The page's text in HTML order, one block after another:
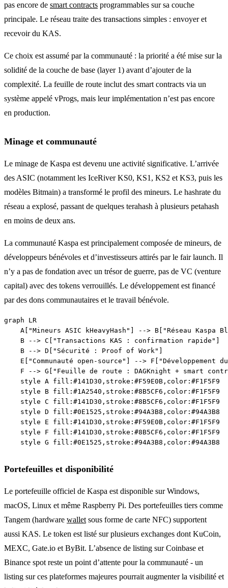
pas encore de smart contracts programmables sur sa couche
principale. Le réseau traite des transactions simples : envoyer et
recevoir du KAS.
Ce choix est assumé par la communauté : la priorité a été mise sur la
solidité de la couche de base (layer 1) avant d’ajouter de la
complexité. La feuille de route inclut des smart contracts via un
système appelé vProgs, mais leur implémentation n’est pas encore
en production.
Minage et communauté
Le minage de Kaspa est devenu une activité significative. L’arrivée
des ASIC (notamment les IceRiver KS0, KS1, KS2 et KS3, puis les
modèles Bitmain) a transformé le profil des mineurs. Le hashrate du
réseau a explosé, passant de quelques terahash à plusieurs petahash
en moins de deux ans.
La communauté Kaspa est principalement composée de mineurs, de
développeurs bénévoles et d’investisseurs attirés par le fair launch. Il
n’y a pas de fondation avec un trésor de guerre, pas de VC (venture
capital) avec des tokens verrouillés. Le développement est financé
par des dons communautaires et le travail bénévole.
graph LR
A["Mineurs ASIC kHeavyHash"] --> B["Réseau Kaspa
    B --> C["Transactions KAS : confirmation rapide"]
    B --> D["Sécurité : Proof of Work"]
E["Communauté open-source"] --> F["Développement
F --> G["Feuille de route : DAGKnight + smart
    style A fill:#141D30,stroke:#F59E0B,color:#F1F5F9
    style B fill:#1A2540,stroke:#8B5CF6,color:#F1F5F9
    style C fill:#141D30,stroke:#8B5CF6,color:#F1F5F9
    style D fill:#0E1525,stroke:#94A3B8,color:#94A3B8
    style E fill:#141D30,stroke:#F59E0B,color:#F1F5F9
    style F fill:#141D30,stroke:#8B5CF6,color:#F1F5F9
Portefeuilles et disponibilité
Le portefeuille officiel de Kaspa est disponible sur Windows,
macOS, Linux et même Raspberry Pi. Des portefeuilles tiers comme
Tangem (hardware wallet sous forme de carte NFC) supportent
aussi KAS. Le token est listé sur plusieurs exchanges dont KuCoin,
MEXC, Gate.io et ByBit. L’absence de listing sur Coinbase et
Binance spot reste un point d’attente pour la communauté - un
listing sur ces plateformes majeures pourrait augmenter la visibilité et